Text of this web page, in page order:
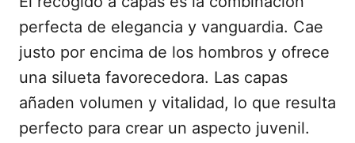
perfecta de elegancia y vanguardia. Cae
justo por encima de los hombros y ofrece
una silueta favorecedora. Las capas
añaden volumen y vitalidad, lo que resulta
perfecto para crear un aspecto juvenil.